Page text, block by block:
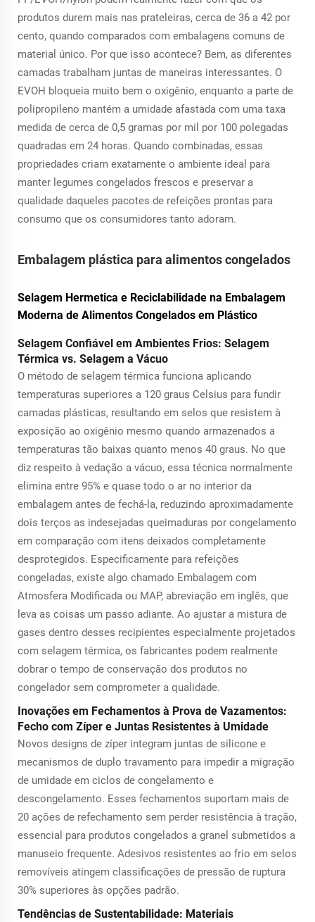
produtos durem mais nas prateleiras, cerca de 36 a 42 por
cento, quando comparados com embalagens comuns de
material único. Por que isso acontece? Bem, as diferentes
camadas trabalham juntas de maneiras interessantes. O
EVOH bloqueia muito bem o oxigênio, enquanto a parte de
polipropileno mantém a umidade afastada com uma taxa
medida de cerca de 0,5 gramas por mil por 100 polegadas
quadradas em 24 horas. Quando combinadas, essas
propriedades criam exatamente o ambiente ideal para
manter legumes congelados frescos e preservar a
qualidade daqueles pacotes de refeições prontas para
consumo que os consumidores tanto adoram.
Embalagem plástica para alimentos congelados
Selagem Hermetica e Reciclabilidade na Embalagem
Moderna de Alimentos Congelados em Plástico
Selagem Confiável em Ambientes Frios: Selagem
Térmica vs. Selagem a Vácuo
O método de selagem térmica funciona aplicando
temperaturas superiores a 120 graus Celsius para fundir
camadas plásticas, resultando em selos que resistem à
exposição ao oxigênio mesmo quando armazenados a
temperaturas tão baixas quanto menos 40 graus. No que
diz respeito à vedação a vácuo, essa técnica normalmente
elimina entre 95% e quase todo o ar no interior da
embalagem antes de fechá-la, reduzindo aproximadamente
dois terços as indesejadas queimaduras por congelamento
em comparação com itens deixados completamente
desprotegidos. Especificamente para refeições
congeladas, existe algo chamado Embalagem com
Atmosfera Modificada ou MAP, abreviação em inglês, que
leva as coisas um passo adiante. Ao ajustar a mistura de
gases dentro desses recipientes especialmente projetados
com selagem térmica, os fabricantes podem realmente
dobrar o tempo de conservação dos produtos no
congelador sem comprometer a qualidade.
Inovações em Fechamentos à Prova de Vazamentos:
Fecho com Zíper e Juntas Resistentes à Umidade
Novos designs de zíper integram juntas de silicone e
mecanismos de duplo travamento para impedir a migração
de umidade em ciclos de congelamento e
descongelamento. Esses fechamentos suportam mais de
20 ações de refechamento sem perder resistência à tração,
essencial para produtos congelados a granel submetidos a
manuseio frequente. Adesivos resistentes ao frio em selos
removíveis atingem classificações de pressão de ruptura
30% superiores às opções padrão.
Tendências de Sustentabilidade: Materiais